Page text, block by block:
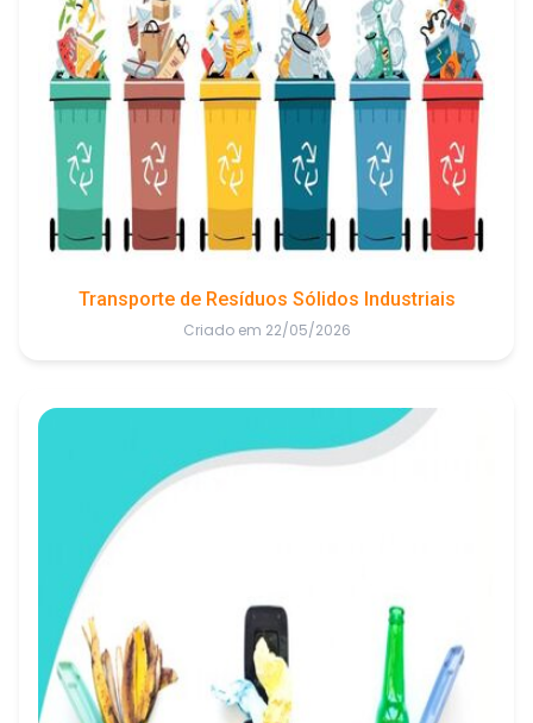
Transporte de Resíduos Sólidos Industriais
Criado em 22/05/2026